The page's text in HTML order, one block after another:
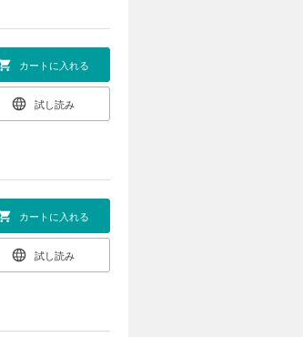
カートに入れる
試し読み
カートに入れる
試し読み